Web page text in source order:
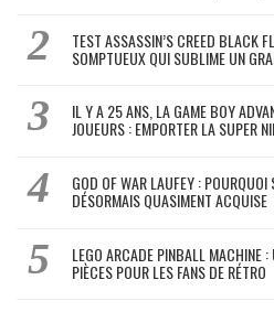
TEST ASSASSIN’S CREED BLACK
SOMPTUEUX QUI SUBLIME UN
IL Y A 25 ANS, LA GAME BOY
JOUEURS : EMPORTER LA SUPER
GOD OF WAR LAUFEY :
DÉSORMAIS QUASIMENT ACQUISE
LEGO ARCADE PINBALL MACHINE
PIÈCES POUR LES FANS DE RÉTRO